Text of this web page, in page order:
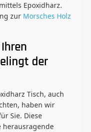
Epoxidharz.
zur Morsches Holz
der
Tisch, auch
haben wir
Sie. Diese
herausragende